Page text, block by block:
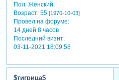
Пол:Женский
Возраст:55 [1970-10-03]
Провел на форуме:
14 дней 8 часов
Последний визит:
03-11-2021 18:09:58
$тигрица$